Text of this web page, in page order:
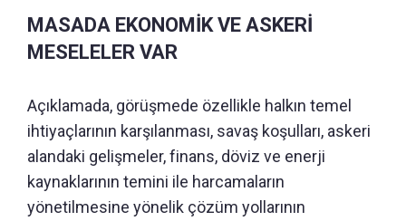
MASADA EKONOMİK VE ASKERİ
MESELELER VAR
Açıklamada, görüşmede özellikle halkın temel
ihtiyaçlarının karşılanması, savaş koşulları, askeri
alandaki gelişmeler, finans, döviz ve enerji
kaynaklarının temini ile harcamaların
yönetilmesine yönelik çözüm yollarının